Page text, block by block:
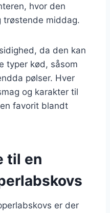
hvor den
trøstende middag.
da den kan
typer kød, såsom
pølser. Hver
og karakter til
favorit blandt
til en
er der